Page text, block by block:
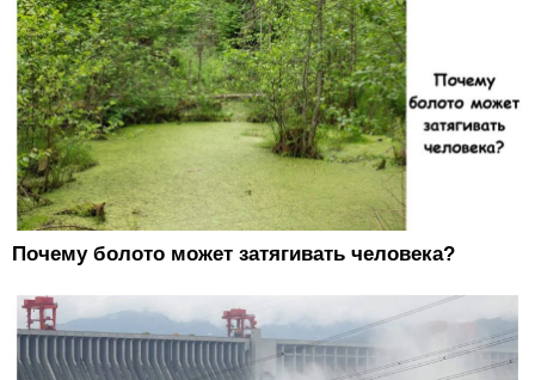
Почему болото может затягивать человека?